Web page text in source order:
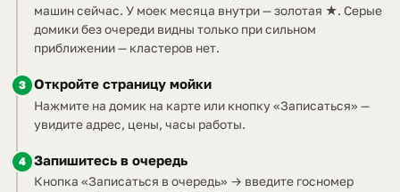
машин сейчас. У моек месяца внутри — золотая ★. Серые
домики без очереди видны только при сильном
приближении — кластеров нет.
3 Откройте страницу мойки
Нажмите на домик на карте или кнопку «Записаться» —
увидите адрес, цены, часы работы.
4 Запишитесь в очередь
Кнопка «Записаться в очередь» → введите госномер